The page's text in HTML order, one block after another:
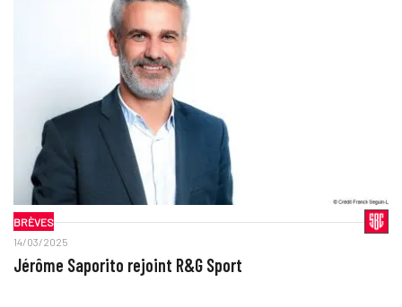
BRÈVES
14/03/2025
Jérôme Saporito rejoint R&G Sport